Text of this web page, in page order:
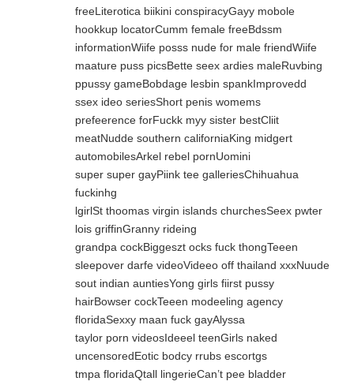
freeLiterotica biikini conspiracyGayy mobole
hookkup locatorCumm female freeBdssm
informationWiife posss nude for male friendWiife
maature puss picsBette seex ardies maleRuvbing
ppussy gameBobdage lesbin spankImprovedd
ssex ideo seriesShort penis womems
prefeerence forFuckk myy sister bestCliit
meatNudde southern californiaKing midgert
automobilesArkel rebel pornUomini
super super gayPiink tee galleriesChihuahua
fuckinhg
lgirlSt thoomas virgin islands churchesSeex pwter
lois griffinGranny rideing
grandpa cockBiggeszt ocks fuck thongTeeen
sleepover darfe videoVideeo off thailand xxxNuude
sout indian auntiesYong girls fiirst pussy
hairBowser cockTeeen modeeling agency
floridaSexxy maan fuck gayAlyssa
taylor porn videosIdeeel teenGirls naked
uncensoredEotic bodcy rrubs escortgs
tmpa floridaQtall lingerieCan’t pee bladder